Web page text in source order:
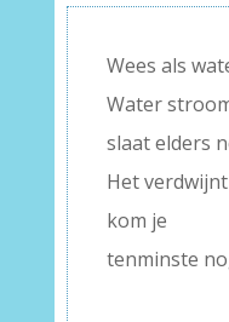
Wees als
Water
slaat elders
Het
kom je
tenminste